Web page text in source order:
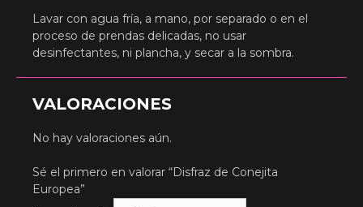
Lavar con agua fría, a mano, por separado o en el
proceso de prendas delicadas, no usar
desinfectantes, ni plancha, y secar a la sombra.
VALORACIONES
No hay valoraciones aún.
Sé el primero en valorar “Disfraz de Conejita
Europea”